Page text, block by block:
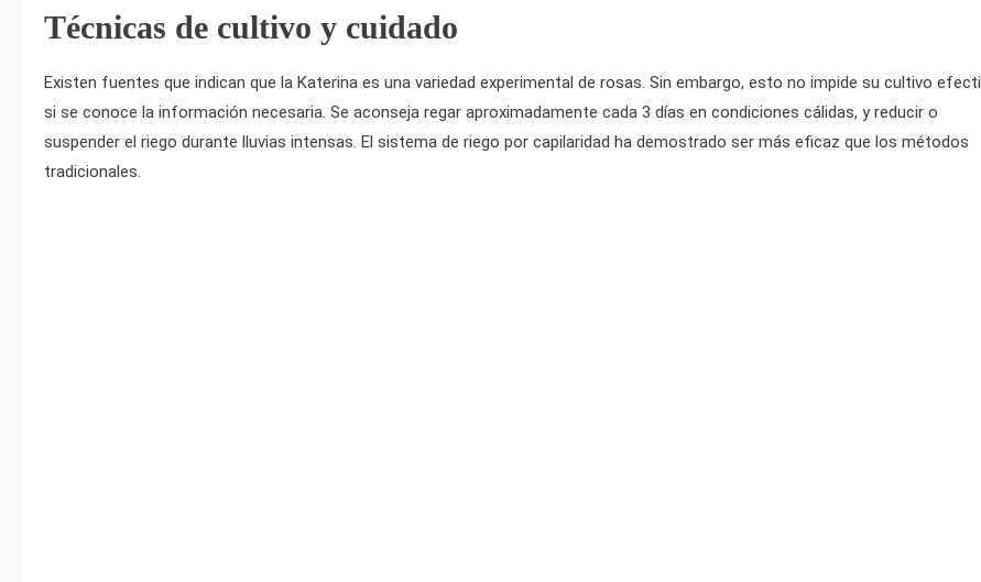
Técnicas de cultivo y cuidado
Existen fuentes que indican que la Katerina es una variedad experimental de rosas. Sin embargo, esto no impide su cultivo
si se conoce la información necesaria. Se aconseja regar aproximadamente cada 3 días en condiciones cálidas, y reducir o
suspender el riego durante lluvias intensas. El sistema de riego por capilaridad ha demostrado ser más eficaz que los métodos
tradicionales.